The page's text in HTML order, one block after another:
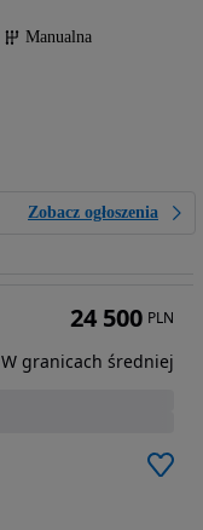
Manualna
Zobacz ogłoszenia
24 500 PLN
W granicach średniej